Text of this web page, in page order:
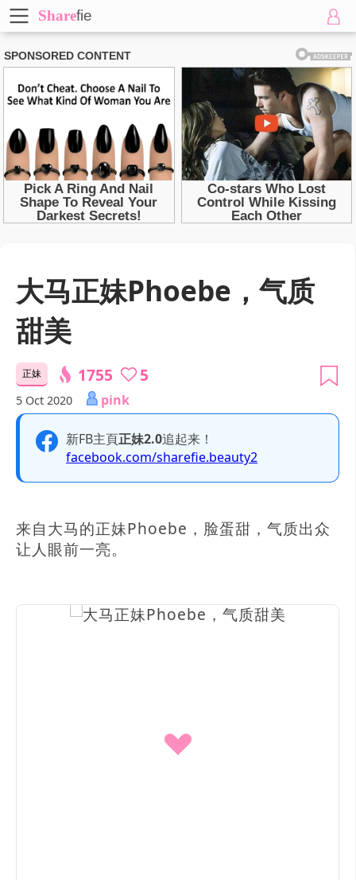
Sharefie
大马正妹Phoebe，气质
甜美
正妹 1755 5
5 Oct 2020 pink
新FB主頁正妹2.0追起来！
facebook.com/sharefie.beauty2
来自大马的正妹Phoebe，脸蛋甜，气质出众
让人眼前一亮。